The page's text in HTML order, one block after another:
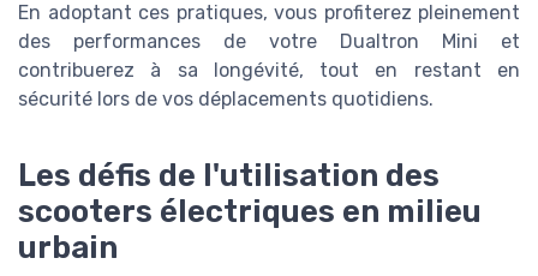
En adoptant ces pratiques, vous profiterez pleinement
des performances de votre Dualtron Mini et
contribuerez à sa longévité, tout en restant en
sécurité lors de vos déplacements quotidiens.
Les défis de l'utilisation des
scooters électriques en milieu
urbain